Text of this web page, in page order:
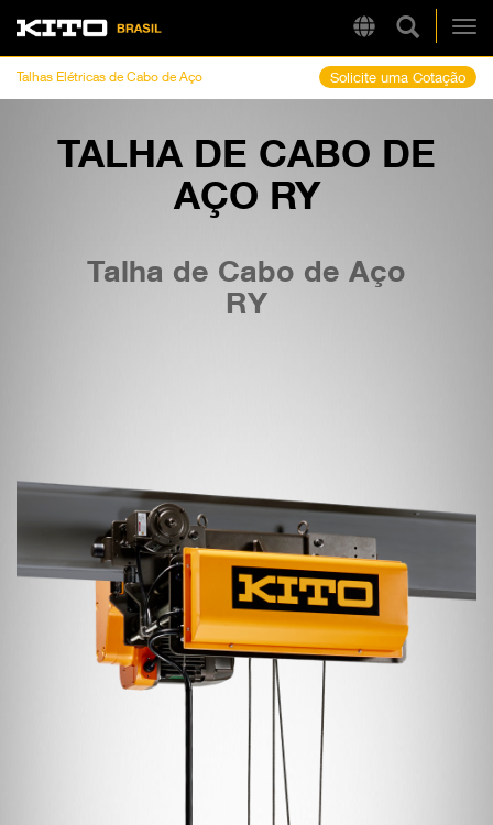
RegionKito
Pesquisa
LINKS RÁPIDOS
Talhas Elétricas de Cabo de Aço Solicite uma Cotação
TALHA DE CABO DE
AÇO RY
Talha de Cabo de Aço
RY